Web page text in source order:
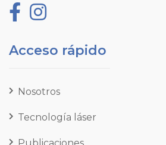
Acceso rápido
Nosotros
Tecnología láser
Publicaciones